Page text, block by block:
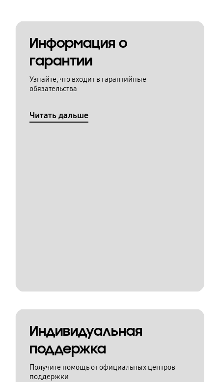
Информация о
гарантии
Узнайте, что входит в гарантийные
обязательства
Читать дальше
Индивидуальная
поддержка
Получите помощь от официальных центров
поддержки